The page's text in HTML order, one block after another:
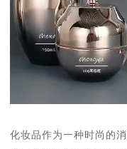
化妆品作为一种时尚的